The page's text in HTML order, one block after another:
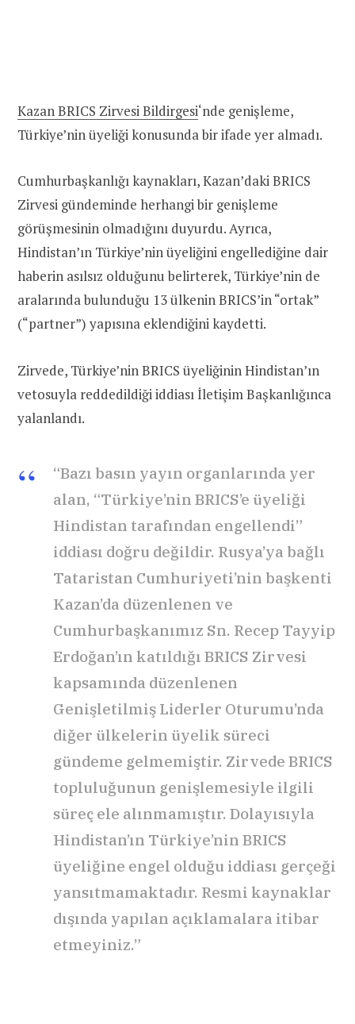
Kazan BRICS Zirvesi Bildirgesi‘nde genişleme,
Türkiye’nin üyeliği konusunda bir ifade yer almadı.
Cumhurbaşkanlığı kaynakları, Kazan’daki BRICS
Zirvesi gündeminde herhangi bir genişleme
görüşmesinin olmadığını duyurdu. Ayrıca,
Hindistan’ın Türkiye’nin üyeliğini engellediğine dair
haberin asılsız olduğunu belirterek, Türkiye’nin de
aralarında bulunduğu 13 ülkenin BRICS’in “ortak”
(“partner”) yapısına eklendiğini kaydetti.
Zirvede, Türkiye’nin BRICS üyeliğinin Hindistan’ın
vetosuyla reddedildiği iddiası İletişim Başkanlığınca
yalanlandı.
“Bazı basın yayın organlarında yer
alan, “Türkiye’nin BRICS’e üyeliği
Hindistan tarafından engellendi”
iddiası doğru değildir. Rusya’ya bağlı
Tataristan Cumhuriyeti’nin başkenti
Kazan’da düzenlenen ve
Cumhurbaşkanımız Sn. Recep Tayyip
Erdoğan’ın katıldığı BRICS Zirvesi
kapsamında düzenlenen
Genişletilmiş Liderler Oturumu’nda
diğer ülkelerin üyelik süreci
gündeme gelmemiştir. Zirvede BRICS
topluluğunun genişlemesiyle ilgili
süreç ele alınmamıştır. Dolayısıyla
Hindistan’ın Türkiye’nin BRICS
üyeliğine engel olduğu iddiası gerçeği
yansıtmamaktadır. Resmi kaynaklar
dışında yapılan açıklamalara itibar
etmeyiniz.”